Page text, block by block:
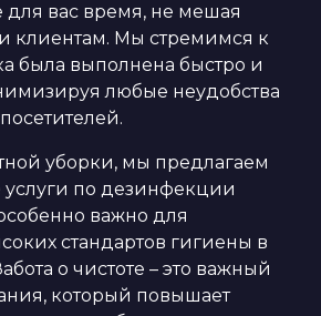
для вас время, не мешая
клиентам. Мы стремимся к
была выполнена быстро и
любые неудобства
уборки, мы предлагаем
по дезинфекции
важно для
стандартов гигиены в
о чистоте – это важный
который повышает